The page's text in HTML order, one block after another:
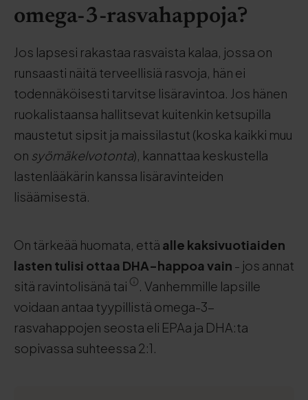
omega-3-rasvahappoja?
Jos lapsesi rakastaa rasvaista kalaa, jossa on
runsaasti näitä terveellisiä rasvoja, hän ei
todennäköisesti tarvitse lisäravintoa. Jos hänen
ruokalistaansa hallitsevat kuitenkin ketsupilla
maustetut sipsit ja maissilastut (koska kaikki muu
on syömäkelvotonta), kannattaa keskustella
lastenlääkärin kanssa lisäravinteiden
lisäämisestä.
On tärkeää huomata, että alle kaksivuotiaiden
lasten tulisi ottaa DHA-happoa vain - jos annat
sitä ravintolisänä tai
. Vanhemmille lapsille
voidaan antaa tyypillistä omega-3-
rasvahappojen seosta eli EPAa ja DHA:ta
sopivassa suhteessa 2:1.